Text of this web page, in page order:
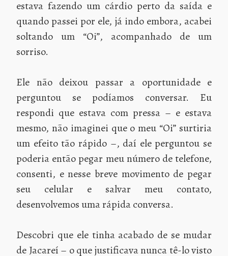
estava fazendo um cárdio perto da saída e
quando passei por ele, já indo embora, acabei
soltando um “Oi”, acompanhado de um
sorriso.
Ele não deixou passar a oportunidade e
perguntou se podíamos conversar. Eu
respondi que estava com pressa – e estava
mesmo, não imaginei que o meu “Oi” surtiria
um efeito tão rápido –, daí ele perguntou se
poderia então pegar meu número de telefone,
consenti, e nesse breve movimento de pegar
seu celular e salvar meu contato,
desenvolvemos uma rápida conversa.
Descobri que ele tinha acabado de se mudar
de Jacareí – o que justificava nunca tê-lo visto